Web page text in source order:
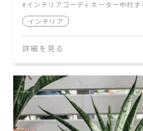
インテリアコーディネーター中村才
インテリア
詳細を見る